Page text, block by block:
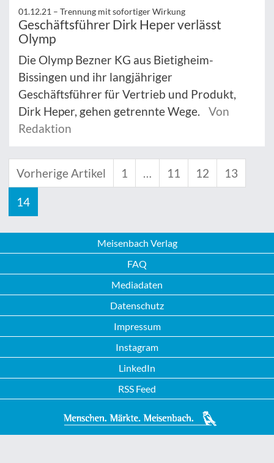
01.12.21 – Trennung mit sofortiger Wirkung
Geschäftsführer Dirk Heper verlässt
Olymp
Die Olymp Bezner KG aus Bietigheim-
Bissingen und ihr langjähriger
Geschäftsführer für Vertrieb und Produkt,
Dirk Heper, gehen getrennte Wege.
Von
Redaktion
Vorherige Artikel 1 … 11 12 13
14
Meisenbach Verlag
FAQ
Mediadaten
Datenschutz
Impressum
Instagram
LinkedIn
RSS Feed